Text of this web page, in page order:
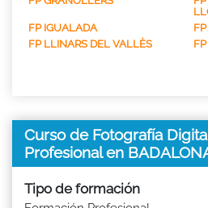
FP IGUALADA
FP LLINARS DEL VALLÈS
Curso de Fotografía
Profesional en
Tipo de formación